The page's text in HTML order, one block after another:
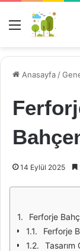
Menü
Anasayfa /
14 Eylül 2025
Ferforje
Ferforje
Tasarım